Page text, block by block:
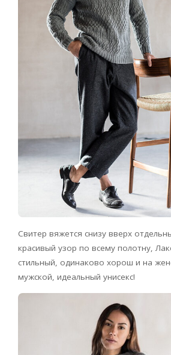
Свитер вяжется снизу вверх
красивый узор по всему полотну,
стильный, одинаково хорош и на
мужской, идеальный унисекс!